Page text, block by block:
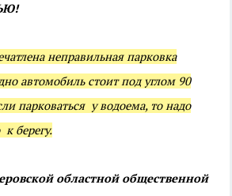
неправильная парковка
автомобиль стоит под углом 90
парковаться у водоема, то надо
берегу.
областной общественной